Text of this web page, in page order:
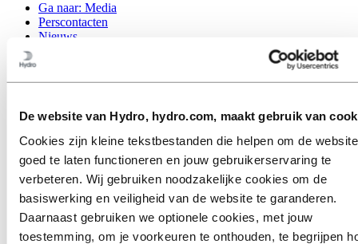
De website van Hydro, hydro.com, maakt gebruik van
Cookies zijn kleine tekstbestanden die helpen om de website
goed te laten functioneren en jouw gebruikerservaring te
verbeteren. Wij gebruiken noodzakelijke cookies om de
basiswerking en veiligheid van de website te garanderen.
Daarnaast gebruiken we optionele cookies, met jouw
toestemming, om je voorkeuren te onthouden, te begrijpen
Ga naar: Media
Perscontacten
Nieuws
Mediagalerij
Dit is Hydro
Belangrijke sectoren
Ons doel en onze kernwaarden
Onze strategie
Nederland
België
Luxemburg
Inkoop
Verhalen van Hydro